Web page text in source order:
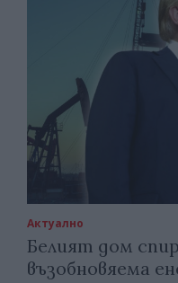
Актуално
Белият дом
възобновяема